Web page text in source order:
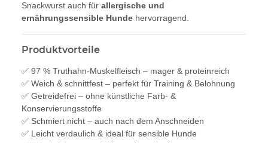
Snackwurst auch für allergische und
ernährungssensible Hunde hervorragend.
Produktvorteile
✅ 97 % Truthahn-Muskelfleisch – mager & proteinreich
✅ Weich & schnittfest – perfekt für Training & Belohnung
✅ Getreidefrei – ohne künstliche Farb- &
Konservierungsstoffe
✅ Schmiert nicht – auch nach dem Anschneiden
✅ Leicht verdaulich & ideal für sensible Hunde